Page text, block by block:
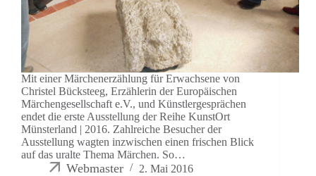
Mit einer Märchenerzählung für Erwachsene von
Christel Bücksteeg, Erzählerin der Europäischen
Märchengesellschaft e.V., und Künstlergesprächen
endet die erste Ausstellung der Reihe KunstOrt
Münsterland | 2016. Zahlreiche Besucher der
Ausstellung wagten inzwischen einen frischen Blick
auf das uralte Thema Märchen. So…
Webmaster 2. Mai 2016